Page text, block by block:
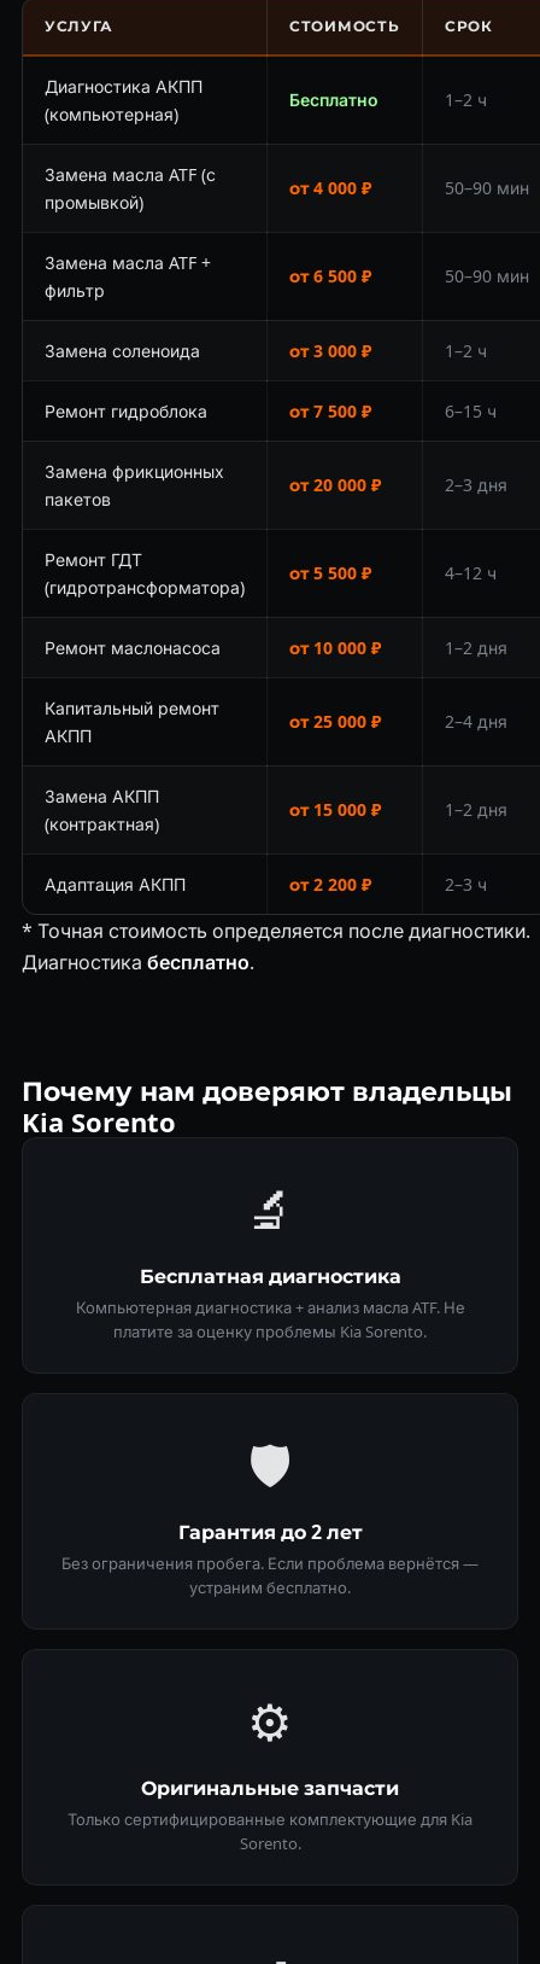
УСЛУГА СТОИМОСТЬ СРОК
Диагностика АКПП
(компьютерная)
Бесплатно 1–2 ч
Замена масла ATF (с
промывкой)
от 4 000 ₽ 50–90 мин
Замена масла ATF +
фильтр
от 6 500 ₽ 50–90 мин
Замена соленоида от 3 000 ₽ 1–2 ч
Ремонт гидроблока от 7 500 ₽ 6–15 ч
Замена фрикционных
пакетов
от 20 000 ₽ 2–3 дня
Ремонт ГДТ
(гидротрансформатора)
от 5 500 ₽ 4–12 ч
Ремонт маслонасоса от 10 000 ₽ 1–2 дня
Капитальный ремонт
АКПП
от 25 000 ₽ 2–4 дня
Замена АКПП
(контрактная)
от 15 000 ₽ 1–2 дня
Адаптация АКПП от 2 200 ₽ 2–3 ч
* Точная стоимость определяется после диагностики.
Диагностика бесплатно.
Почему нам доверяют владельцы
Kia Sorento
🔬
Бесплатная диагностика
Компьютерная диагностика + анализ масла ATF. Не
платите за оценку проблемы Kia Sorento.
🛡
Гарантия до 2 лет
Без ограничения пробега. Если проблема вернётся —
устраним бесплатно.
⚙️
Оригинальные запчасти
Только сертифицированные комплектующие для Kia
Sorento.